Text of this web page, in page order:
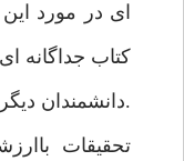
ای در مورد
کتاب جداگانه
.دانشمندان
تحقیقات